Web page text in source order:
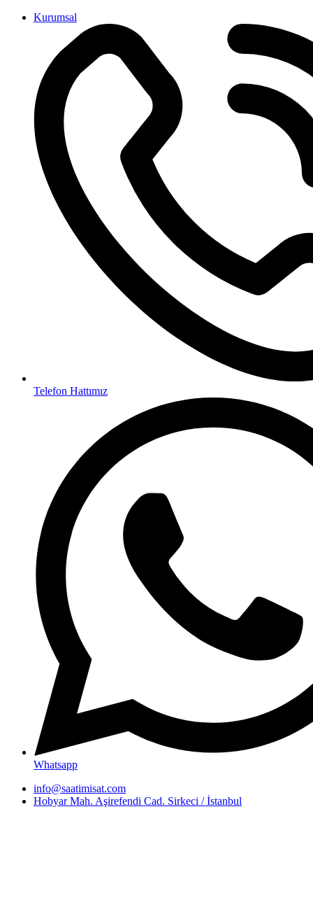
İçeriğeKurumsal
Telefon Hattımız
Whatsapp
info@saatimisat.com
Hobyar Mah. Aşirefendi Cad. Sirkeci / İstanbul